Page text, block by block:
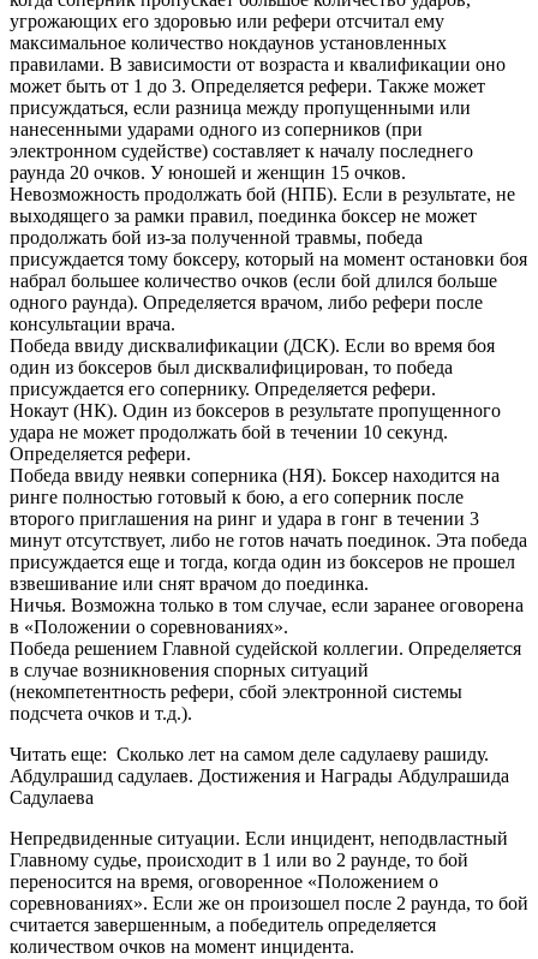
угрожающих его здоровью или рефери отсчитал ему
максимальное количество нокдаунов установленных
правилами. В зависимости от возраста и квалификации оно
может быть от 1 до 3. Определяется рефери. Также может
присуждаться, если разница между пропущенными или
нанесенными ударами одного из соперников (при
электронном судействе) составляет к началу последнего
раунда 20 очков. У юношей и женщин 15 очков.
Невозможность продолжать бой (НПБ). Если в результате, не
выходящего за рамки правил, поединка боксер не может
продолжать бой из-за полученной травмы, победа
присуждается тому боксеру, который на момент остановки боя
набрал большее количество очков (если бой длился больше
одного раунда). Определяется врачом, либо рефери после
консультации врача.
Победа ввиду дисквалификации (ДСК). Если во время боя
один из боксеров был дисквалифицирован, то победа
присуждается его сопернику. Определяется рефери.
Нокаут (НК). Один из боксеров в результате пропущенного
удара не может продолжать бой в течении 10 секунд.
Определяется рефери.
Победа ввиду неявки соперника (НЯ). Боксер находится на
ринге полностью готовый к бою, а его соперник после
второго приглашения на ринг и удара в гонг в течении 3
минут отсутствует, либо не готов начать поединок. Эта победа
присуждается еще и тогда, когда один из боксеров не прошел
взвешивание или снят врачом до поединка.
Ничья. Возможна только в том случае, если заранее оговорена
в «Положении о соревнованиях».
Победа решением Главной судейской коллегии. Определяется
в случае возникновения спорных ситуаций
(некомпетентность рефери, сбой электронной системы
подсчета очков и т.д.).
Читать еще: Сколько лет на самом деле садулаеву рашиду.
Абдулрашид садулаев. Достижения и Награды Абдулрашида
Садулаева
Непредвиденные ситуации. Если инцидент, неподвластный
Главному судье, происходит в 1 или во 2 раунде, то бой
переносится на время, оговоренное «Положением о
соревнованиях». Если же он произошел после 2 раунда, то бой
считается завершенным, а победитель определяется
количеством очков на момент инцидента.